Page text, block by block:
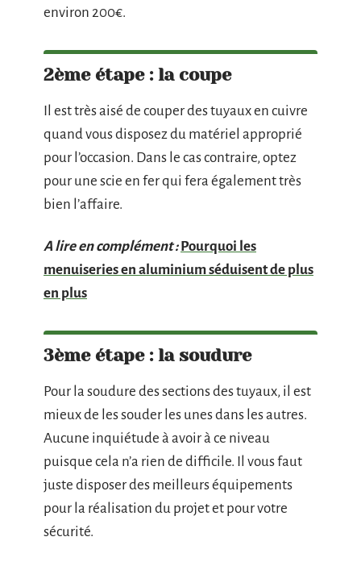
environ 200€.
2ème étape : la coupe
Il est très aisé de couper des tuyaux en cuivre
quand vous disposez du matériel approprié
pour l’occasion. Dans le cas contraire, optez
pour une scie en fer qui fera également très
bien l’affaire.
A lire en complément : Pourquoi les
menuiseries en aluminium séduisent de plus
en plus
3ème étape : la soudure
Pour la soudure des sections des tuyaux, il est
mieux de les souder les unes dans les autres.
Aucune inquiétude à avoir à ce niveau
puisque cela n’a rien de difficile. Il vous faut
juste disposer des meilleurs équipements
pour la réalisation du projet et pour votre
sécurité.